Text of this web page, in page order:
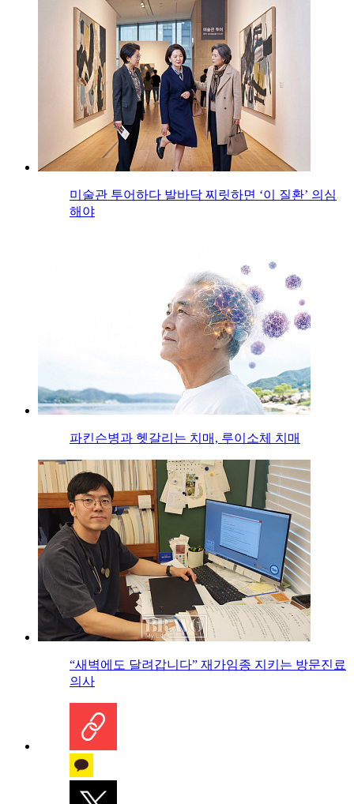
미술관 투어하다 발바닥 찌릿하면 ‘이 질환’ 의심
해야
파킨슨병과 헷갈리는 치매, 루이소체 치매
“새벽에도 달려갑니다” 재가임종 지키는 방문진료
의사